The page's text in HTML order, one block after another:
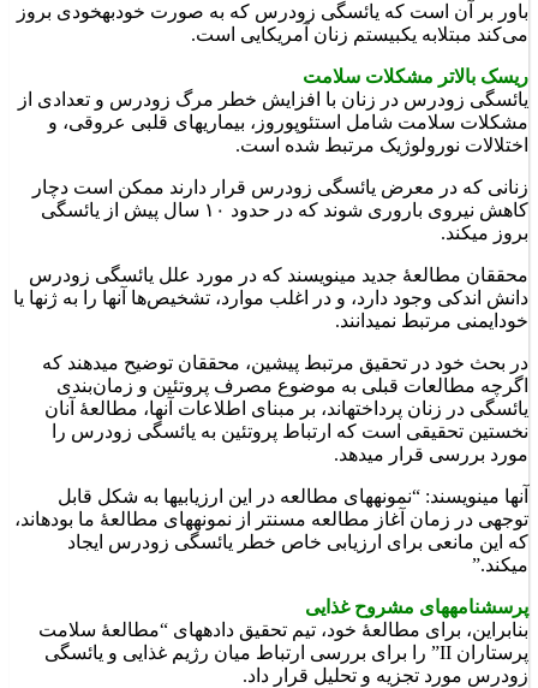
باور بر آن است که یائسگی زودرس که به صورت خودبه‎خودی بروز
می‌کند مبتلابه یک‎بیستم زنان آمریکایی است.
ریسک بالاتر مشکلات سلامت
یائسگی زودرس در زنان با افزایش خطر مرگ زودرس و تعدادی از
مشکلات سلامت شامل استئوپوروز، بیماری‎های قلبی عروقی، و
اختلالات نورولوژیک مرتبط شده است.
زنانی که در معرض یائسگی زودرس قرار دارند ممکن است دچار
کاهش نیروی باروری شوند که در حدود ۱۰ سال پیش از یائسگی
بروز می‎کند.
محققان مطالعۀ جدید می‎نویسند که در مورد علل یائسگی زودرس
دانش اندکی وجود دارد، و در اغلب موارد، تشخیص‌ها آنها را به ژن‎ها یا
خودایمنی مرتبط نمی‎دانند.
در بحث خود در تحقیق مرتبط پیشین، محققان توضیح می‎دهند که
اگرچه مطالعات قبلی به موضوع مصرف پروتئین و زمان‌بندی
یائسگی در زنان پرداخته‎اند، بر مبنای اطلاعات آنها، مطالعۀ آنان
نخستین تحقیقی است که ارتباط پروتئین به یائسگی زودرس را
مورد بررسی قرار می‎دهد.
آنها می‎نویسند: “نمونه‎های مطالعه در این ارزیابی‎ها به شکل قابل
توجهی در زمان آغاز مطالعه مسن‎تر از نمونه‎های مطالعۀ ما بوده‎اند،
که این مانعی برای ارزیابی خاص خطر یائسگی زودرس ایجاد
می‎کند.”
پرسشنامه‎های مشروح غذایی
بنابراین، برای مطالعۀ خود، تیم تحقیق داده‎های “مطالعۀ سلامت
پرستاران II” را برای بررسی ارتباط میان رژیم غذایی و یائسگی
زودرس مورد تجزیه و تحلیل قرار داد.